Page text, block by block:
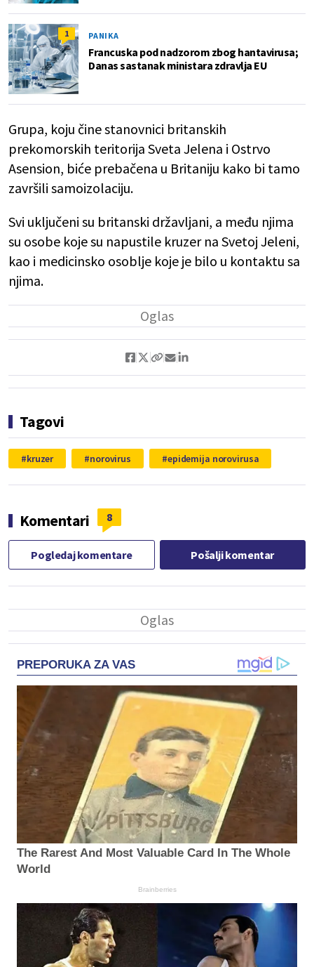
1 PANIKA
Francuska pod nadzorom zbog hantavirusa;
Danas sastanak ministara zdravlja EU
Grupa, koju čine stanovnici britanskih
prekomorskih teritorija Sveta Jelena i Ostrvo
Asension, biće prebačena u Britaniju kako bi tamo
završili samoizolaciju.
Svi uključeni su britanski državljani, a među njima
su osobe koje su napustile kruzer na Svetoj Jeleni,
kao i medicinsko osoblje koje je bilo u kontaktu sa
njima.
Tagovi
kruzer norovirus epidemija norovirusa
Komentari 8
Pogledaj komentare Pošalji komentar
PREPORUKA ZA VAS
The Rarest And Most Valuable Card In The Whole
World
Brainberries